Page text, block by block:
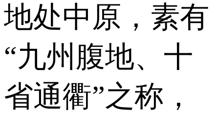
地处中原，素有
“九州腹地、十
省通衢”之称，